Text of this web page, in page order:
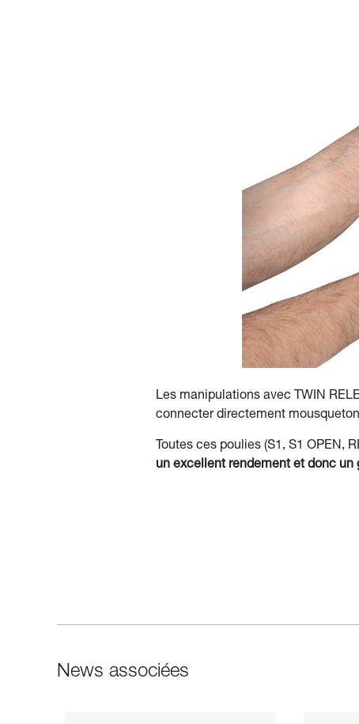
Les manipulations avec TWIN
connecter directement
Toutes ces poulies (S1, S1 OPEN,
un excellent rendement et donc un
News associées